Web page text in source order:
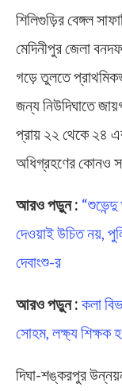
শিলিগুড়ির বেঙ্গল
মেদিনীপুর জেলা
গড়ে তুলতে
জন্য নিউদিঘাতে
প্রায় ২২ থেকে ২৪
অধিগ্রহণের কোনও
আরও পড়ুন :
দেওয়াই উচিত নয়,
দেবাংশু-র
আরও পড়ুন : কলা
সোহম, লক্ষ্য শিক্ষক
দিঘা-শঙ্করপুর উন্নয়ন